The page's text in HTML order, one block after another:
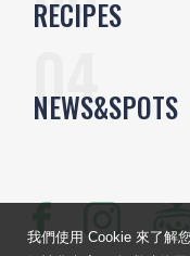
RECIPES
NEWS&SPOTS
我們使用 Cookie 來了解